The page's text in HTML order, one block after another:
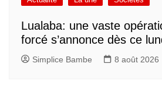
Lualaba: une vaste
forcé s’annonce dès ce
Simplice Bambe 8 août 2026